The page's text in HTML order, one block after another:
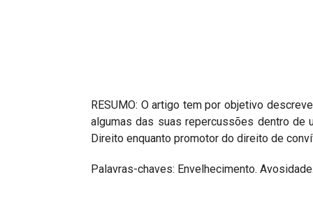
RESUMO: O artigo tem por objetivo
algumas das suas repercussões dentro
Direito enquanto promotor do direito de
Palavras-chaves: Envelhecimento.